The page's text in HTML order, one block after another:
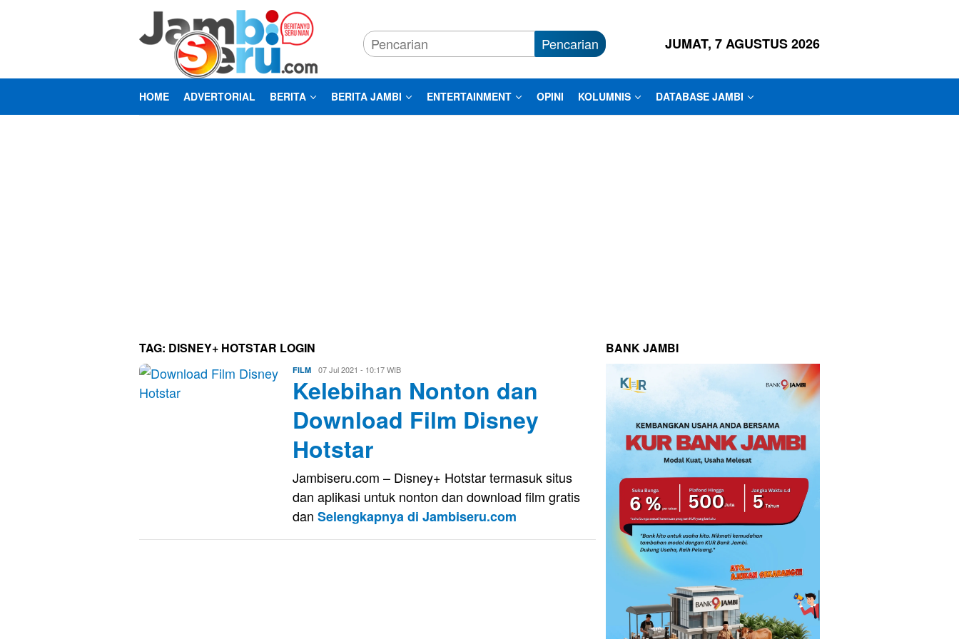
Pencarian JUMAT, 7 AGUSTUS 2026
HOME ADVERTORIAL BERITA BERITA JAMBI ENTERTAINMENT OPINI KOLUMNIS DATABASE JAMBI
TAG: DISNEY+ HOTSTAR LOGIN
FILM Eri
Saputra
07 Jul 2021 - 10:17 WIB
Kelebihan Nonton dan
Download Film Disney
Hotstar
Jambiseru.com – Disney+ Hotstar termasuk situs
dan aplikasi untuk nonton dan download film gratis
dan Selengkapnya di Jambiseru.com
BANK JAMBI